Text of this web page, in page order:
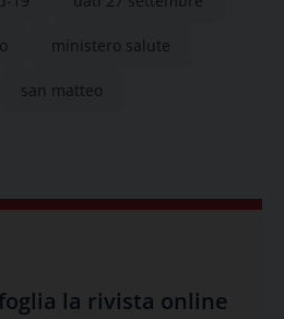
ministero salute
san matteo
la rivista online